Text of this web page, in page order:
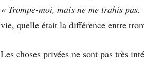
« Trompe-moi, mais ne me trahis pas.
vie, quelle était la différence entre
Les choses privées ne sont pas très